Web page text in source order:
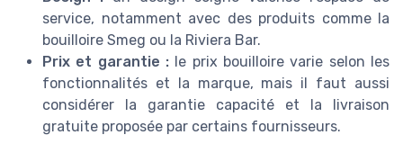
service, notamment avec des produits comme la
bouilloire Smeg ou la Riviera Bar.
Prix et garantie : le prix bouilloire varie selon les
fonctionnalités et la marque, mais il faut aussi
considérer la garantie capacité et la livraison
gratuite proposée par certains fournisseurs.